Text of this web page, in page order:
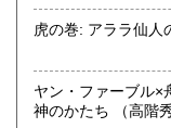
天牛書店では創業
お客様の大切な蔵
ご売却をお考えの
せ。
大阪はもとより兵
ヤン・ファーブル×
神のかたち